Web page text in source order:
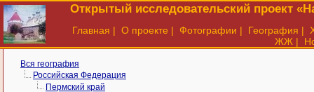
Открытый исследовательский проект
Главная | О проекте | Фотографии | География |
ЖЖ |
Вся география
Российская Федерация
Пермский край